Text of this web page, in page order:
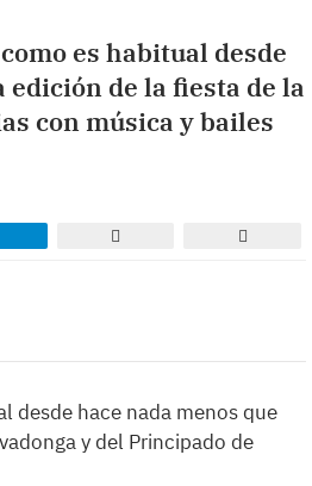
es habitual desde
edición de la fiesta de la
con música y bailes
desde hace nada menos que
y del Principado de